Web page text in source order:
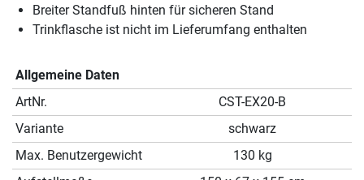
Breiter Standfuß hinten für sicheren Stand
Trinkflasche ist nicht im Lieferumfang enthalten
Allgemeine Daten
ArtNr.
CST-EX20-B
Variante
schwarz
Max. Benutzergewicht
130 kg